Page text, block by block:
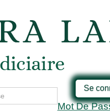
Se
Mot De